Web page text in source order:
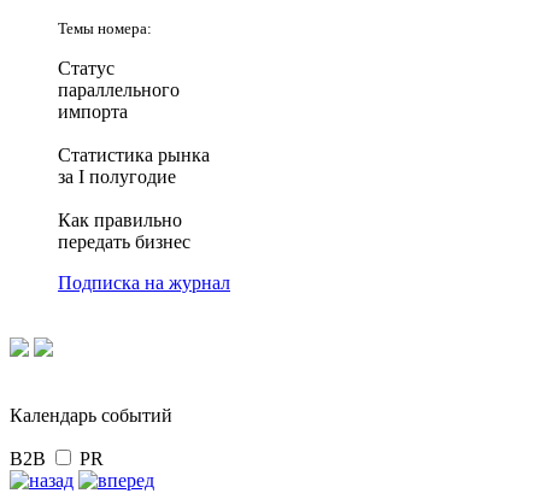
Темы номера:
Статус
параллельного
импорта
Статистика рынка
за I полугодие
Как правильно
передать бизнес
Подписка на журнал
Календарь событий
B2B PR